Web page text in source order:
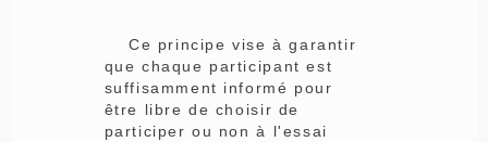
Ce principe vise à garantir
que chaque participant est
suffisamment informé pour
être libre de choisir de
participer ou non à l'essai